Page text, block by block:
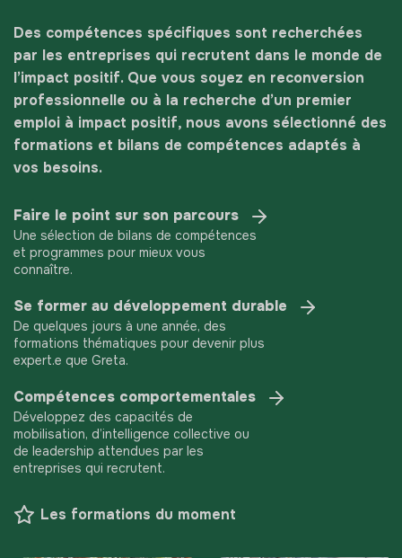
Des compétences spécifiques sont recherchées
par les entreprises qui recrutent dans le monde de
l’impact positif. Que vous soyez en reconversion
professionnelle ou à la recherche d’un premier
emploi à impact positif, nous avons sélectionné des
formations et bilans de compétences adaptés à
vos besoins.
Faire le point sur son parcours
Une sélection de bilans de compétences
et programmes pour mieux vous
connaître.
Se former au développement durable
De quelques jours à une année, des
formations thématiques pour devenir plus
expert.e que Greta.
Compétences comportementales
Développez des capacités de
mobilisation, d’intelligence collective ou
de leadership attendues par les
entreprises qui recrutent.
Les formations du moment